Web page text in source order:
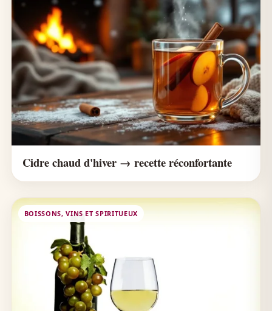
Cidre chaud d'hiver → recette réconfortante
BOISSONS, VINS ET SPIRITUEUX